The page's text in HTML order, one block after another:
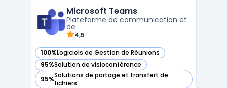
contacts et les tâches depuis une interface
unique. Avec des opti ...
Microsoft Teams
Plateforme de communication et
de
4,5
100%Logiciels de Gestion de Réunions
— voir Microsoft Teams dans cette catégorie
95%Solution de visioconférence
— voir Microsoft Teams dans cette catégorie
95%Solutions de partage et transfert de
fichiers
— voir Microsoft Teams dans cette catégorie